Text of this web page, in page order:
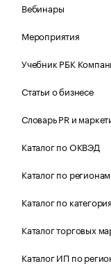
Вебинары
Мероприятия
Учебник РБК
Статьи о бизнесе
Словарь PR и
Каталог по ОКВЭД
Каталог по регионам
Каталог по
Каталог торговых
Каталог ИП по